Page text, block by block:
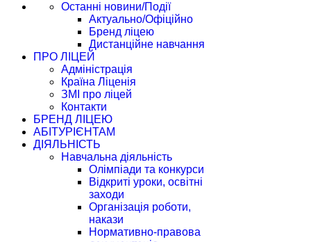
Останні новини/Події
Актуально/Офіційно
Бренд ліцею
Дистанційне навчання
ПРО ЛІЦЕЙ
Адміністрація
Країна Ліценія
ЗМІ про ліцей
Контакти
БРЕНД ЛІЦЕЮ
АБІТУРІЄНТАМ
ДІЯЛЬНІСТЬ
Навчальна діяльність
Олімпіади та конкурси
Відкриті уроки, освітні
заходи
Організація роботи,
накази
Нормативно-правова